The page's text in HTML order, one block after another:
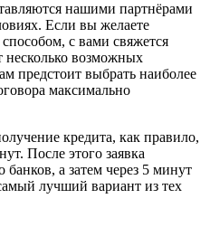
нашими партнёрами
Если вы желаете
с вами свяжется
несколько возможных
предстоит выбрать наиболее
максимально
кредита, как правило,
После этого заявка
банков, а затем через 5 минут
лучший вариант из тех